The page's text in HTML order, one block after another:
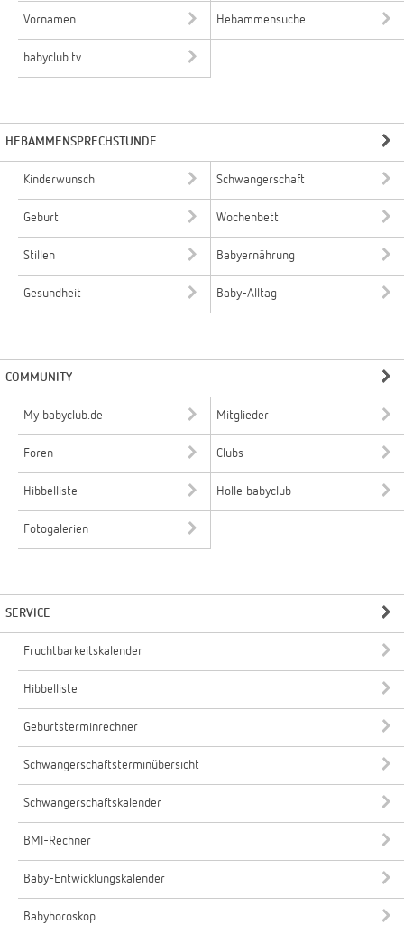
Vornamen Hebammensuche
babyclub.tv
HEBAMMENSPRECHSTUNDE
Kinderwunsch Schwangerschaft
Geburt Wochenbett
Stillen Babyernährung
Gesundheit Baby-Alltag
COMMUNITY
My babyclub.de Mitglieder
Foren Clubs
Hibbelliste Holle babyclub
Fotogalerien
SERVICE
Fruchtbarkeitskalender
Hibbelliste
Geburtsterminrechner
Schwangerschaftsterminübersicht
Schwangerschaftskalender
BMI-Rechner
Baby-Entwicklungskalender
Babyhoroskop